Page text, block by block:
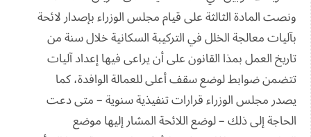
ونصت المادة الثالثة على قيام مجلس الوزراء بإصدار لائحة
بآليات معالجة الخلل في التركيبة السكانية خلال سنة من
تاريخ العمل بمذا القانون على أن يراعى فيها إعداد آليات
تتضمن ضوابط لوضع سقف أعلى للعمالة الوافدة، كما
يصدر مجلس الوزراء قرارات تنفيذية سنوية – متى دعت
الحاجة إلى ذلك – لوضع اللائحة المشار إليها موضع